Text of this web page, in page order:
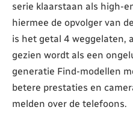
serie klaarstaan als high-
hiermee de opvolger van
is het getal 4 weggelaten,
gezien wordt als een
generatie Find-modellen
betere prestaties en
melden over de telefoons.